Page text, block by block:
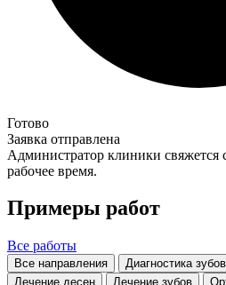
Готово
Заявка отправлена
Администратор клиники
рабочее время.
Примеры работ
Все работы
Все направления Диагностика зубов
Лечение десен
Лечение зубов